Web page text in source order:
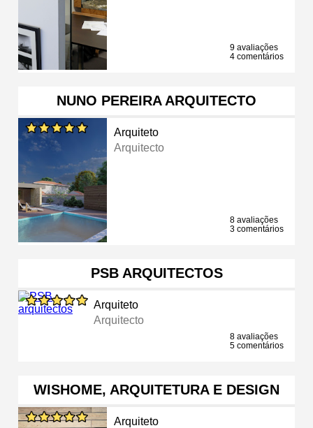
9 avaliações
4 comentários
NUNO PEREIRA ARQUITECTO
Arquiteto
Arquitecto
8 avaliações
3 comentários
PSB ARQUITECTOS
Arquiteto
Arquitecto
8 avaliações
5 comentários
WISHOME, ARQUITETURA E DESIGN
Arquiteto